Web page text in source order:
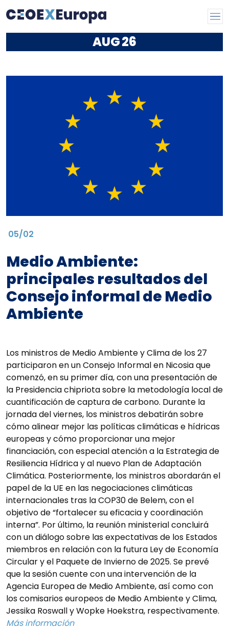
AUG26
05/02
Medio Ambiente:
principales resultados del
Consejo informal de Medio
Ambiente
Los ministros de Medio Ambiente y Clima de los 27
participaron en un Consejo Informal en Nicosia que
comenzó, en su primer día, con una presentación de
la Presidencia chipriota sobre la metodología local de
cuantificación de captura de carbono. Durante la
jornada del viernes, los ministros debatirán sobre
cómo alinear mejor las políticas climáticas e hídricas
europeas y cómo proporcionar una mejor
financiación, con especial atención a la Estrategia de
Resiliencia Hídrica y al nuevo Plan de Adaptación
Climática. Posteriormente, los ministros abordarán el
papel de la UE en las negociaciones climáticas
internacionales tras la COP30 de Belem, con el
objetivo de “fortalecer su eficacia y coordinación
interna”. Por último, la reunión ministerial concluirá
con un diálogo sobre las expectativas de los Estados
miembros en relación con la futura Ley de Economía
Circular y el Paquete de Invierno de 2025. Se prevé
que la sesión cuente con una intervención de la
Agencia Europea de Medio Ambiente, así como con
los comisarios europeos de Medio Ambiente y Clima,
Jessika Roswall y Wopke Hoekstra, respectivamente.
Más información